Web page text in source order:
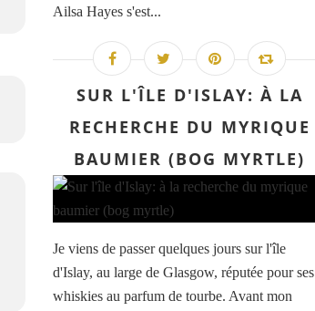
Ailsa Hayes s'est...
SUR L'ÎLE D'ISLAY: À LA
RECHERCHE DU MYRIQUE
BAUMIER (BOG MYRTLE)
Je viens de passer quelques jours sur l'île
d'Islay, au large de Glasgow, réputée pour ses
whiskies au parfum de tourbe. Avant mon